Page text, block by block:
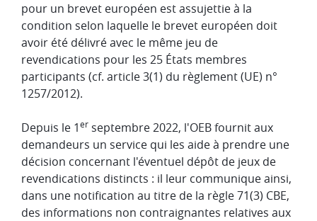
pour un brevet européen est assujettie à la
condition selon laquelle le brevet européen doit
avoir été délivré avec le même jeu de
revendications pour les 25 États membres
participants (cf. article 3(1) du règlement (UE) n°
1257/2012).
Depuis le 1er septembre 2022, l'OEB fournit aux
demandeurs un service qui les aide à prendre une
décision concernant l'éventuel dépôt de jeux de
revendications distincts : il leur communique ainsi,
dans une notification au titre de la règle 71(3) CBE,
des informations non contraignantes relatives aux